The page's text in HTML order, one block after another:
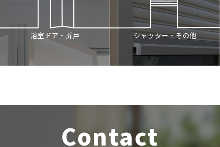
浴室ドア・折戸 シャッター・その他
Contact